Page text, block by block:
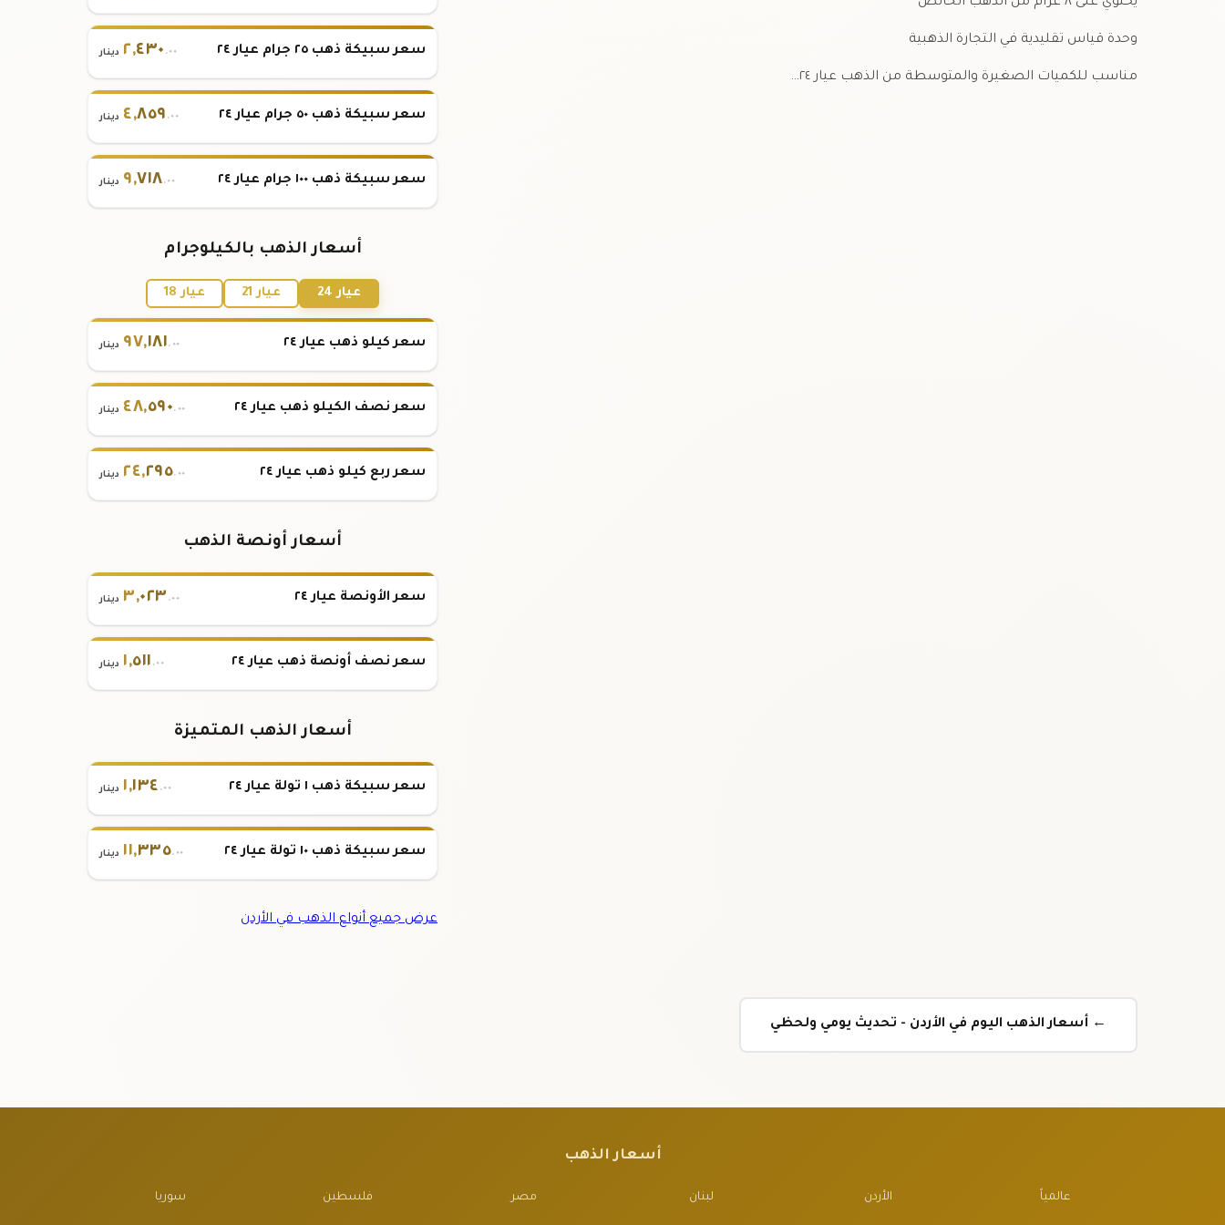
وحدة قياس تقليدية في التجارة الذهبية
مناسب للكميات الصغيرة والمتوسطة من الذهب عيار ٢٤…
سعر سبيكة ذهب ٢٥ جرام عيار ٢٤ ٢,٤٣٠ .٠٠ دينار
سعر سبيكة ذهب ٥٠ جرام عيار ٢٤ ٤,٨٥٩ .٠٠ دينار
سعر سبيكة ذهب ١٠٠ جرام عيار ٢٤ ٩,٧١٨.٠٠ دينار
أسعار الذهب بالكيلوجرام
عيار 24 عيار 21 عيار 18
سعر كيلو ذهب عيار ٢٤ ٩٧,١٨١.٠٠ دينار
سعر نصف الكيلو ذهب عيار ٢٤ ٤٨,٥٩٠.٠٠ دينار
سعر ربع كيلو ذهب عيار ٢٤ ٢٤,٢٩٥.٠٠ دينار
أسعار أونصة الذهب
سعر الأونصة عيار ٢٤ ٣,٠٢٣ .٠٠ دينار
سعر نصف أونصة ذهب عيار ٢٤ ١,٥١١ .٠٠ دينار
أسعار الذهب المتميزة
سعر سبيكة ذهب ١ تولة عيار ٢٤ ١,١٣٤ .٠٠ دينار
سعر سبيكة ذهب ١٠ تولة عيار ٢٤ ١١,٣٣٥.٠٠ دينار
عرض جميع أنواع الذهب في الأردن
← أسعار الذهب اليوم في الأردن - تحديث يومي ولحظي
أسعار الذهب
عالمياً الأردن لبنان مصر فلسطين سوريا